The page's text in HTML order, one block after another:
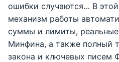
ошибки случаются… В
механизм работы
суммы и лимиты, реальные
Минфина, а также полный
закона и ключевых писем